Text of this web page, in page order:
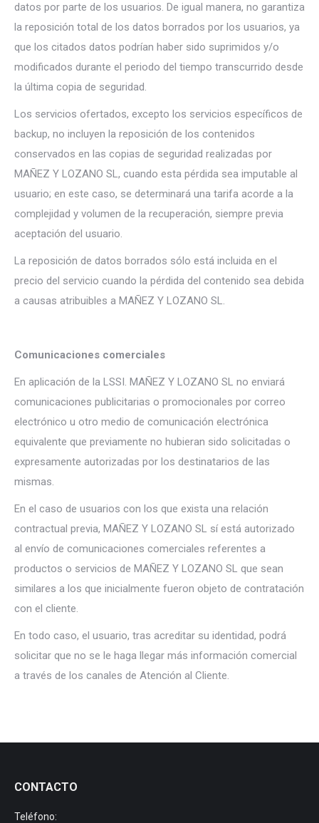
datos por parte de los usuarios. De igual manera, no garantiza
la reposición total de los datos borrados por los usuarios, ya
que los citados datos podrían haber sido suprimidos y/o
modificados durante el periodo del tiempo transcurrido desde
la última copia de seguridad.
Los servicios ofertados, excepto los servicios específicos de
backup, no incluyen la reposición de los contenidos
conservados en las copias de seguridad realizadas por
MAÑEZ Y LOZANO SL, cuando esta pérdida sea imputable al
usuario; en este caso, se determinará una tarifa acorde a la
complejidad y volumen de la recuperación, siempre previa
aceptación del usuario.
La reposición de datos borrados sólo está incluida en el
precio del servicio cuando la pérdida del contenido sea debida
a causas atribuibles a MAÑEZ Y LOZANO SL.
Comunicaciones comerciales
En aplicación de la LSSI. MAÑEZ Y LOZANO SL no enviará
comunicaciones publicitarias o promocionales por correo
electrónico u otro medio de comunicación electrónica
equivalente que previamente no hubieran sido solicitadas o
expresamente autorizadas por los destinatarios de las
mismas.
En el caso de usuarios con los que exista una relación
contractual previa, MAÑEZ Y LOZANO SL sí está autorizado
al envío de comunicaciones comerciales referentes a
productos o servicios de MAÑEZ Y LOZANO SL que sean
similares a los que inicialmente fueron objeto de contratación
con el cliente.
En todo caso, el usuario, tras acreditar su identidad, podrá
solicitar que no se le haga llegar más información comercial
a través de los canales de Atención al Cliente.
CONTACTO
Teléfono: